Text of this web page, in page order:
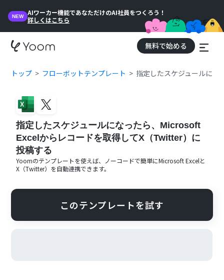
NEW
AIワーカー機能であなただけのAI社員をつくろう！
詳しくはこちら
無料で始める
トップ フローボットテンプレート 指定したスケジュールに
指定したスケジュールになったら、Microsoft
Excelからレコードを取得してX（Twitter）に
投稿する
Yoomのテンプレートを使えば、ノーコードで簡単にMicrosoft Excelと
X（Twitter） を自動連携できます。
このテンプレートを試す